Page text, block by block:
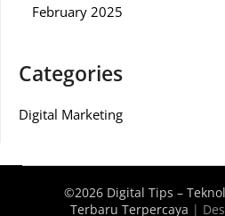
February 2025
Categories
Digital Marketing
©2026 Digital Tips –
Terbaru Terpercaya |